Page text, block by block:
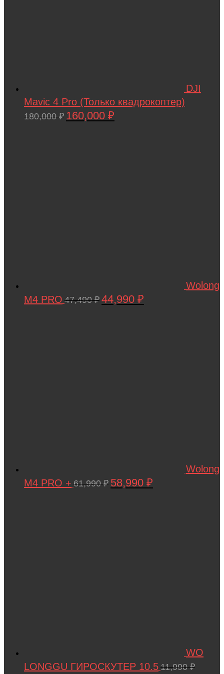
DJI
Mavic 4 Pro (Только квадрокоптер)
180,000₽ Первоначальная
160,000 ₽
Wolong
M4 PRO 47,490₽ Первоначальная
44,990 ₽
Wolong
M4 PRO + 61,990₽ Первоначальная
58,990 ₽
WO
LONGGU ГИРОСКУТЕР 10.5 11,990₽